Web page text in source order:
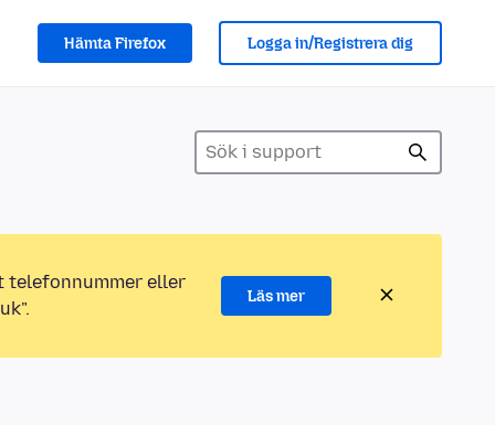
Hämta Firefox Logga in/Registrera dig
telefonnummer eller
Läs mer